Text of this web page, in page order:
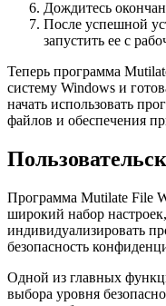
Дождитесь
После успешной
запустить ее с
Теперь программа
систему Windows и
начать использовать
файлов и обеспечения
Программа Mutilate File
широкий набор
индивидуализировать
безопасность
Одной из главных
выбора уровня